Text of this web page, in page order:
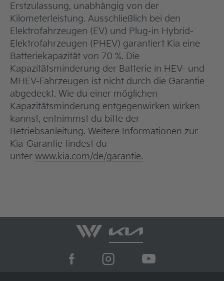
Erstzulassung, unabhängig von der
Kilometerleistung. Ausschließlich bei den
Elektrofahrzeugen (EV) und Plug-in Hybrid-
Elektrofahrzeugen (PHEV) garantiert Kia eine
Batteriekapazität von 70 %. Die
Kapazitätsminderung der Batterie in HEV- und
MHEV-Fahrzeugen ist nicht durch die Garantie
abgedeckt. Wie du einer möglichen
Kapazitätsminderung entgegenwirken wirken
kannst, entnimmst du bitte der
Betriebsanleitung. Weitere Informationen zur
Kia-Garantie findest du
unter www.kia.com/de/garantie.